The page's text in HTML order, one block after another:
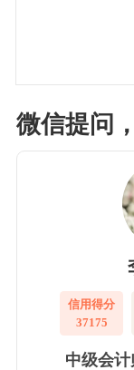
微信提问
信用得分
37175
中级会